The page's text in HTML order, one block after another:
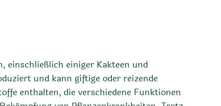
einschließlich einiger Kakteen und
und kann giftige oder reizende
enthalten, die verschiedene Funktionen